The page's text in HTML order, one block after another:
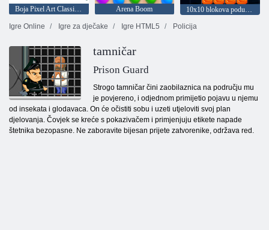
Boja Pixel Art Classic - boja piksela brojevima Arena Boom
10x10 blokova podudaranja
Igre Online
Igre za dječake Igre HTML5 Policija
tamničar
Prison Guard
Strogo tamničar čini zaobilaznica na području mu
je povjereno, i odjednom primijetio pojavu u njemu
od insekata i glodavaca. On će očistiti sobu i uzeti utjeloviti svoj plan
djelovanja. Čovjek se kreće s pokazivačem i primjenjuju etikete napade
štetnika bezopasne. Ne zaboravite bijesan prijete zatvorenike, održava red.